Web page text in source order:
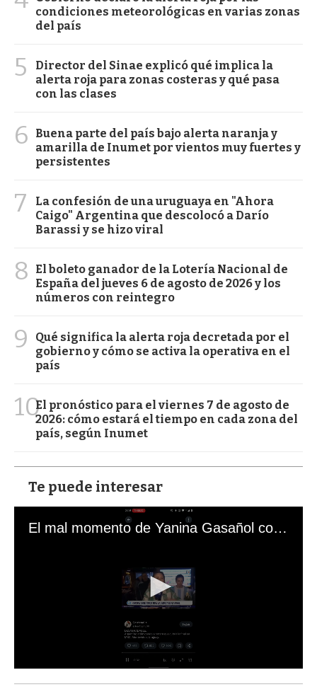
condiciones meteorológicas en varias zonas
del país
5
Director del Sinae explicó qué implica la
alerta roja para zonas costeras y qué pasa
con las clases
6
Buena parte del país bajo alerta naranja y
amarilla de Inumet por vientos muy fuertes y
persistentes
7
La confesión de una uruguaya en "Ahora
Caigo" Argentina que descolocó a Darío
Barassi y se hizo viral
8
El boleto ganador de la Lotería Nacional de
España del jueves 6 de agosto de 2026 y los
números con reintegro
9
Qué significa la alerta roja decretada por el
gobierno y cómo se activa la operativa en el
país
10El pronóstico para el viernes 7 de agosto de
2026: cómo estará el tiempo en cada zona del
país, según Inumet
Te puede interesar
El mal momento de Yanina Gasañol con un hincha argentino en "Subrayado"